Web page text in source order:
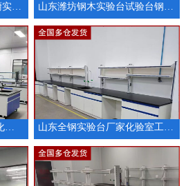
山东实验台实验室工作台 化验室耐酸碱操作台 山东全钢实验台厂家化验室工作台试验台